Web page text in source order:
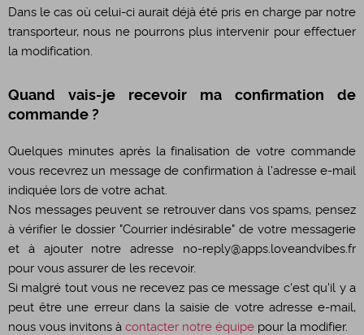
Dans le cas où celui-ci aurait déjà été pris en charge par notre
transporteur, nous ne pourrons plus intervenir pour effectuer
la modification.
Quand vais-je recevoir ma confirmation de
commande ?
Quelques minutes après la finalisation de votre commande
vous recevrez un message de confirmation à l'adresse e-mail
indiquée lors de votre achat.
Nos messages peuvent se retrouver dans vos spams, pensez
à vérifier le dossier "Courrier indésirable" de votre messagerie
et à ajouter notre adresse no-reply@apps.loveandvibes.fr
pour vous assurer de les recevoir.
Si malgré tout vous ne recevez pas ce message c'est qu'il y a
peut être une erreur dans la saisie de votre adresse e-mail,
nous vous invitons à contacter notre équipe pour la modifier.